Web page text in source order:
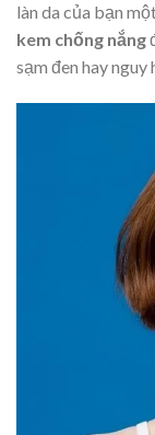
làn da của bạn
kem chống nắng
sạm đen hay nguy